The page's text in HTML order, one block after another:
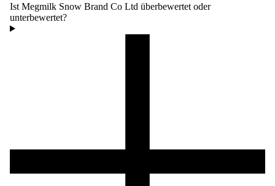
Ist Megmilk Snow Brand Co Ltd überbewertet oder
unterbewertet?